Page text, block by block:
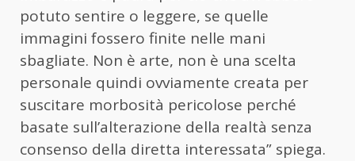
potuto sentire o leggere, se quelle
immagini fossero finite nelle mani
sbagliate. Non è arte, non è una scelta
personale quindi ovviamente creata per
suscitare morbosità pericolose perché
basate sull’alterazione della realtà senza
consenso della diretta interessata” spiega.